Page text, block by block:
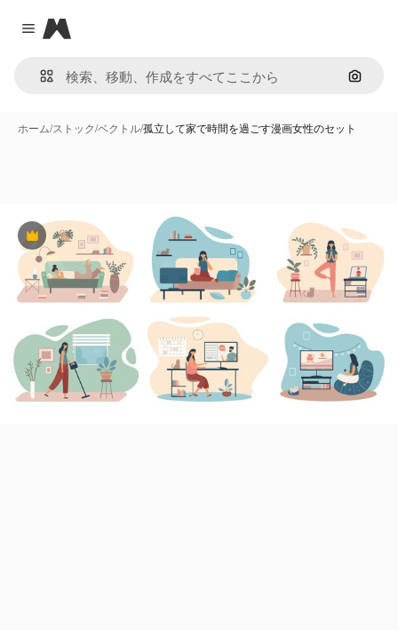
Close menu
Magnific
画像で
ホーム/ストック/ベクトル/孤立して家で時間を過ごす漫画女性のセット
Premium